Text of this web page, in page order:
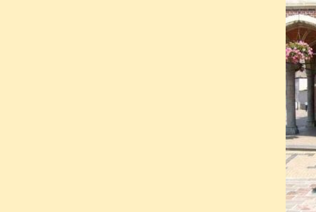
Sa propre forfaiture et sa
avaient vraiment de quoi
Daim. Le mythe de la
maléfique fabriqua l’un
Moyen-âge. La
arriviste légitimement